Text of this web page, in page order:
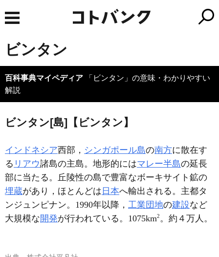
ビンタン
百科事典マイペディア 「ビンタン」の意味・わかりやすい
解説
ビンタン[島]【ビンタン】
インドネシア西部， シンガポール島の南方に散在す
る リアウ諸島の主島。地形的にはマレー半島の延長
部に当たる。丘陵性の島で豊富なボーキサイト鉱の
埋蔵があり，ほとんどは 日本へ輸出される。主都タ
ンジュンピナン。1990年以降， 工業団地の建設など
大規模な開発が行われている。1075km2。約４万人。